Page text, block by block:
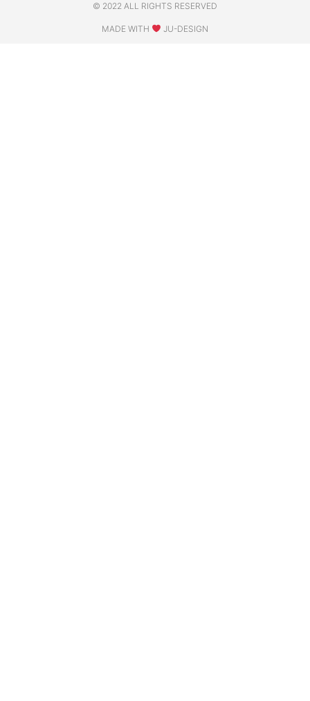
© 2022 ALL RIGHTS RESERVED
MADE WITH JU-DESIGN